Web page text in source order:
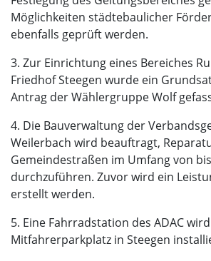
Möglichkeiten städtebaulicher
ebenfalls geprüft werden.
3. Zur Einrichtung eines Bereiches
Friedhof Steegen wurde ein
Antrag der Wählergruppe Wolf
4. Die Bauverwaltung der
Weilerbach wird beauftragt,
Gemeindestraßen im Umfang von
durchzuführen. Zuvor wird ein
erstellt werden.
5. Eine Fahrradstation des ADAC
Mitfahrerparkplatz in Steegen